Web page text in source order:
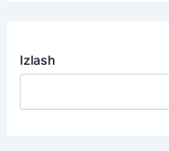
Izlash